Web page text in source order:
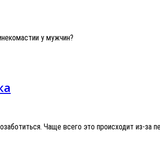
у мужчин?
Чаще всего это происходит из-